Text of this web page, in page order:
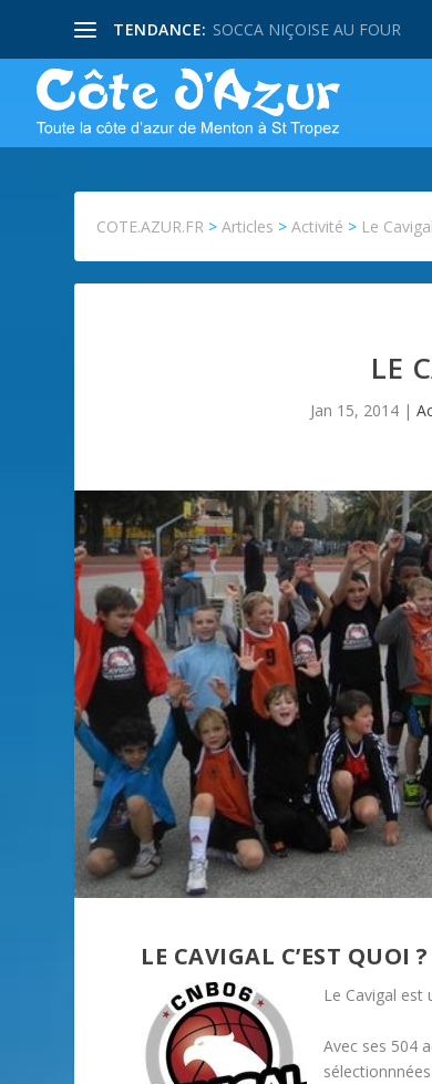
TENDANCE: SOCCA NIÇOISE AU FOUR
COTE.AZUR.FR >Articles >Activité > Le
LE
Jan 15, 2014|
LE CAVIGAL C’EST QUOI ?
Le Cavigal est
Avec ses 504